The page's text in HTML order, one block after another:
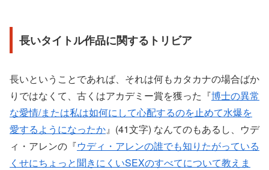
長いタイトル作品に関するトリビア
長いということであれば、それは何もカタカナの場合ばか
りではなくて、古くはアカデミー賞を獲った『博士の異常
な愛情/または私は如何にして心配するのを止めて水爆を
愛するようになったか』(41文字) なんてのもあるし、ウデ
ィ・アレンの『ウディ・アレンの誰でも知りたがっている
くせにちょっと聞きにくいSEXのすべてについて教えま